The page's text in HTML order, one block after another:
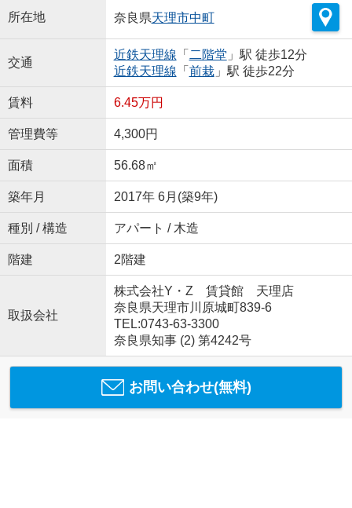
所在地 奈良県天理市中町
交通
近鉄天理線 「 二階堂 」駅 徒歩12分
近鉄天理線 「 前栽」駅 徒歩22分
賃料 6.45万円
管理費等 4,300円
面積 56.68㎡
築年月 2017年 6月(築9年)
種別 / 構造 アパート / 木造
階建 2階建
取扱会社
株式会社Y・Z 賃貸館 天理店
奈良県天理市川原城町839-6
TEL:0743-63-3300
奈良県知事 (2) 第4242号
お問い合わせ(無料)